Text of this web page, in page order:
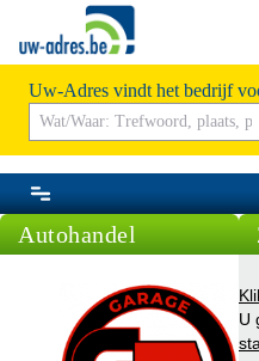
Uw-Adres vindt het bedrijf
Autohandel
U